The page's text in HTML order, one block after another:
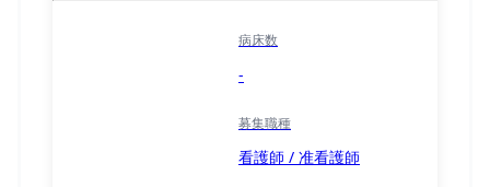
病床数
-
募集職種
看護師 / 准看護師